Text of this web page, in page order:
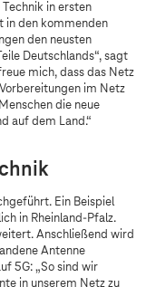
in ersten
in den kommenden
den neusten
Deutschlands“, sagt
mich, dass das Netz
im Netz
die neue
auf dem Land.“
Ein Beispiel
in Rheinland-Pfalz.
Anschließend wird
Antenne
5G: „So sind wir
in unserem Netz zu